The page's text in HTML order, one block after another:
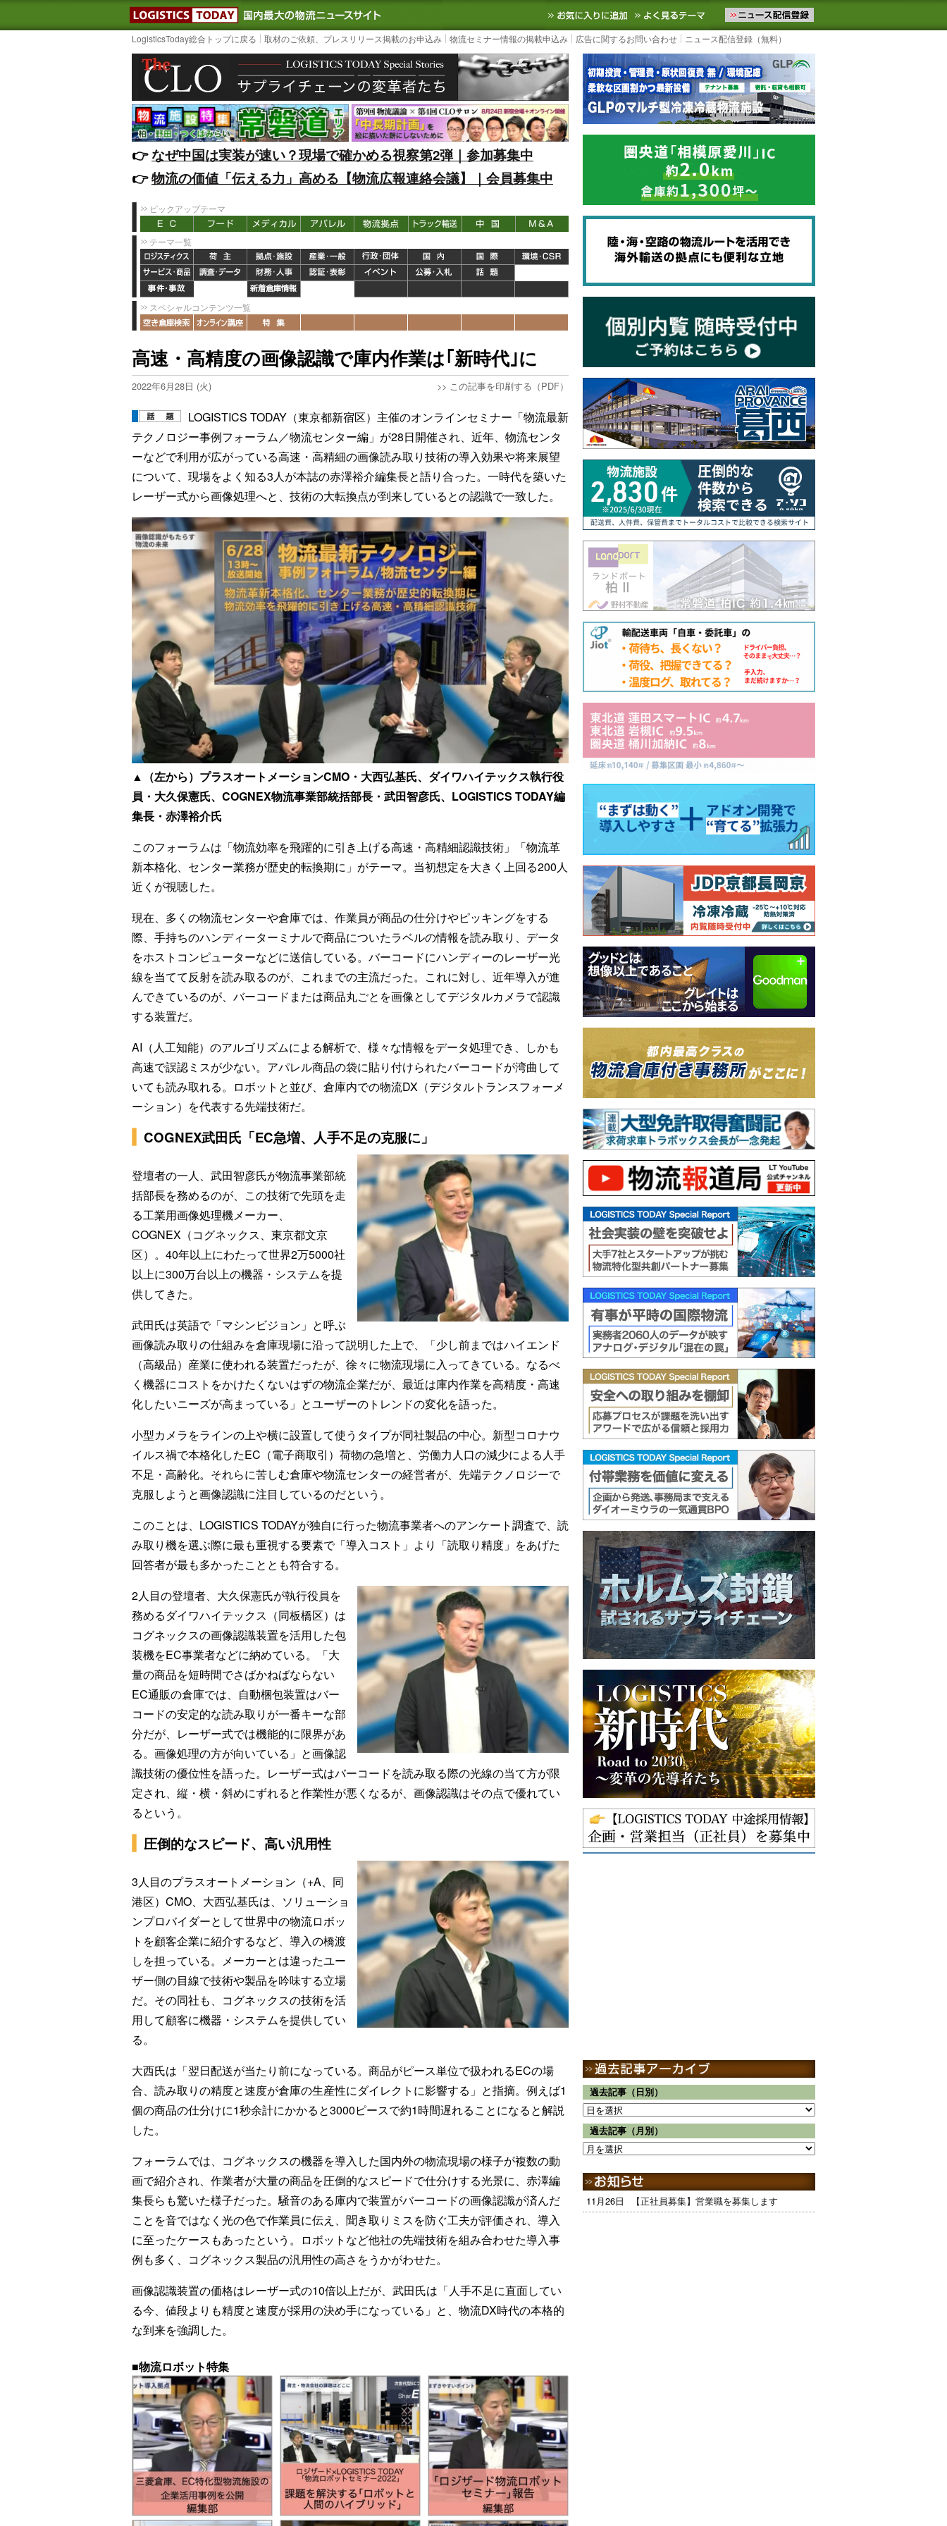
LOGISTICS TODAY｜国内最大の物流ニュースサイト3PL, SCMなど国内外の最新の物流ニュースをお届けします。物流ニュースメール配信を登録す
お気に入りに追加 よく見るテーマ
LogisticsToday総合トップに戻る 取材のご依頼、プレスリリース掲載のお申込み 物流セミナー情報の掲載申込み 広告に関するお問い合わせ ニュース配信登録（無料）
👉️なぜ中国は実装が速い？現場で確かめる視察第2弾｜参加募集中
👉️物流の価値「伝える力」高める【物流広報連絡会議】｜会員募集中
ピックアップテーマ
テーマ一覧
スペシャルコンテンツ一覧
高速・高精度の画像認識で庫内作業は｢新時代｣に
2022年6月28日 (火) >> この記事を印刷する（PDF）
LOGISTICS TODAY（東京都新宿区）主催のオンラインセミナー「物流最新
テクノロジー事例フォーラム／物流センター編」が28日開催され、近年、物流センタ
ーなどで利用が広がっている高速・高精細の画像読み取り技術の導入効果や将来展望
について、現場をよく知る3人が本誌の赤澤裕介編集長と語り合った。一時代を築いた
レーザー式から画像処理へと、技術の大転換点が到来しているとの認識で一致した。
▲（左から）プラスオートメーションCMO・大西弘基氏、ダイワハイテックス執行役
員・大久保憲氏、COGNEX物流事業部統括部長・武田智彦氏、LOGISTICS TODAY編
集長・赤澤裕介氏
このフォーラムは「物流効率を飛躍的に引き上げる高速・高精細認識技術」「物流革
新本格化、センター業務が歴史的転換期に」がテーマ。当初想定を大きく上回る200人
近くが視聴した。
現在、多くの物流センターや倉庫では、作業員が商品の仕分けやピッキングをする
際、手持ちのハンディーターミナルで商品についたラベルの情報を読み取り、データ
をホストコンピューターなどに送信している。バーコードにハンディーのレーザー光
線を当てて反射を読み取るのが、これまでの主流だった。これに対し、近年導入が進
んできているのが、バーコードまたは商品丸ごとを画像としてデジタルカメラで認識
する装置だ。
AI（人工知能）のアルゴリズムによる解析で、様々な情報をデータ処理でき、しかも
高速で誤認ミスが少ない。アパレル商品の袋に貼り付けられたバーコードが湾曲して
いても読み取れる。ロボットと並び、倉庫内での物流DX（デジタルトランスフォーメ
ーション）を代表する先端技術だ。
COGNEX武田氏「EC急増、人手不足の克服に」
登壇者の一人、武田智彦氏が物流事業部統
括部長を務めるのが、この技術で先頭を走
る工業用画像処理機メーカー、
COGNEX（コグネックス、東京都文京
区）。40年以上にわたって世界2万5000社
以上に300万台以上の機器・システムを提
供してきた。
武田氏は英語で「マシンビジョン」と呼ぶ
画像読み取りの仕組みを倉庫現場に沿って説明した上で、「少し前まではハイエンド
（高級品）産業に使われる装置だったが、徐々に物流現場に入ってきている。なるべ
く機器にコストをかけたくないはずの物流企業だが、最近は庫内作業を高精度・高速
化したいニーズが高まっている」とユーザーのトレンドの変化を語った。
小型カメラをラインの上や横に設置して使うタイプが同社製品の中心。新型コロナウ
イルス禍で本格化したEC（電子商取引）荷物の急増と、労働力人口の減少による人手
不足・高齢化。それらに苦しむ倉庫や物流センターの経営者が、先端テクノロジーで
克服しようと画像認識に注目しているのだという。
このことは、LOGISTICS TODAYが独自に行った物流事業者へのアンケート調査で、読
み取り機を選ぶ際に最も重視する要素で「導入コスト」より「読取り精度」をあげた
回答者が最も多かったこととも符合する。
2人目の登壇者、大久保憲氏が執行役員を
務めるダイワハイテックス（同板橋区）は
コグネックスの画像認識装置を活用した包
装機をEC事業者などに納めている。「大
量の商品を短時間でさばかねばならない
EC通販の倉庫では、自動梱包装置はバー
コードの安定的な読み取りが一番キーな部
分だが、レーザー式では機能的に限界があ
る。画像処理の方が向いている」と画像認
識技術の優位性を語った。レーザー式はバーコードを読み取る際の光線の当て方が限
定され、縦・横・斜めにずれると作業性が悪くなるが、画像認識はその点で優れてい
るという。
圧倒的なスピード、高い汎用性
3人目のプラスオートメーション（+A、同
港区）CMO、大西弘基氏は、ソリューショ
ンプロバイダーとして世界中の物流ロボッ
トを顧客企業に紹介するなど、導入の橋渡
しを担っている。メーカーとは違ったユー
ザー側の目線で技術や製品を吟味する立場
だ。その同社も、コグネックスの技術を活
用して顧客に機器・システムを提供してい
る。
大西氏は「翌日配送が当たり前になっている。商品がピース単位で扱われるECの場
合、読み取りの精度と速度が倉庫の生産性にダイレクトに影響する」と指摘。例えば1
個の商品の仕分けに1秒余計にかかると3000ピースで約1時間遅れることになると解説
した。
フォーラムでは、コグネックスの機器を導入した国内外の物流現場の様子が複数の動
画で紹介され、作業者が大量の商品を圧倒的なスピードで仕分けする光景に、赤澤編
集長らも驚いた様子だった。騒音のある庫内で装置がバーコードの画像認識が済んだ
ことを音ではなく光の色で作業員に伝え、聞き取りミスを防ぐ工夫が評価され、導入
に至ったケースもあったという。ロボットなど他社の先端技術を組み合わせた導入事
例も多く、コグネックス製品の汎用性の高さをうかがわせた。
画像認識装置の価格はレーザー式の10倍以上だが、武田氏は「人手不足に直面してい
る今、値段よりも精度と速度が採用の決め手になっている」と、物流DX時代の本格的
な到来を強調した。
■物流ロボット特集
過去記事（日別）
過去記事（月別）
11月26日 【正社員募集】営業職を募集します